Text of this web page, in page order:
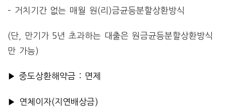
– 거치기간 없는 매월 원(리)금균등분할상환방식
(단, 만기가 5년 초과하는 대출은 원금균등분할상환방식
만 가능)
▶ 중도상환해약금 : 면제
▶ 연체이자(지연배상금)